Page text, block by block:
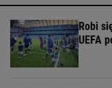
Robi
UEFA